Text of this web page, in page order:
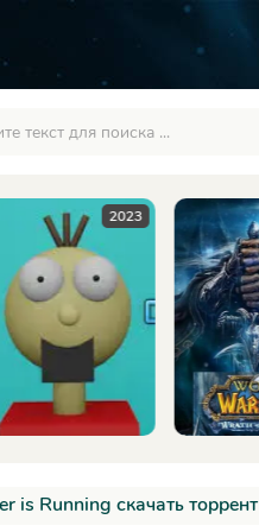
2010
is Running скачать торрент